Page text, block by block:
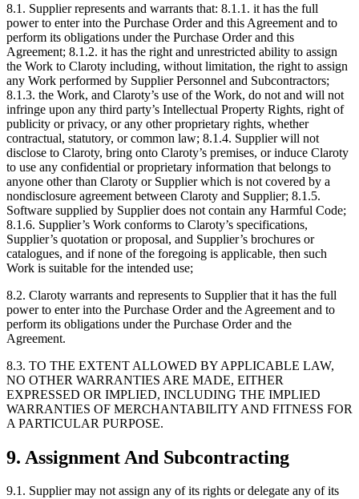
8.1. Supplier represents and warrants that: 8.1.1. it has the full
power to enter into the Purchase Order and this Agreement and to
perform its obligations under the Purchase Order and this
Agreement; 8.1.2. it has the right and unrestricted ability to assign
the Work to Claroty including, without limitation, the right to assign
any Work performed by Supplier Personnel and Subcontractors;
8.1.3. the Work, and Claroty’s use of the Work, do not and will not
infringe upon any third party’s Intellectual Property Rights, right of
publicity or privacy, or any other proprietary rights, whether
contractual, statutory, or common law; 8.1.4. Supplier will not
disclose to Claroty, bring onto Claroty’s premises, or induce Claroty
to use any confidential or proprietary information that belongs to
anyone other than Claroty or Supplier which is not covered by a
nondisclosure agreement between Claroty and Supplier; 8.1.5.
Software supplied by Supplier does not contain any Harmful Code;
8.1.6. Supplier’s Work conforms to Claroty’s specifications,
Supplier’s quotation or proposal, and Supplier’s brochures or
catalogues, and if none of the foregoing is applicable, then such
Work is suitable for the intended use;
8.2. Claroty warrants and represents to Supplier that it has the full
power to enter into the Purchase Order and the Agreement and to
perform its obligations under the Purchase Order and the
Agreement.
8.3. TO THE EXTENT ALLOWED BY APPLICABLE LAW,
NO OTHER WARRANTIES ARE MADE, EITHER
EXPRESSED OR IMPLIED, INCLUDING THE IMPLIED
WARRANTIES OF MERCHANTABILITY AND FITNESS FOR
A PARTICULAR PURPOSE.
9. Assignment And Subcontracting
9.1. Supplier may not assign any of its rights or delegate any of its